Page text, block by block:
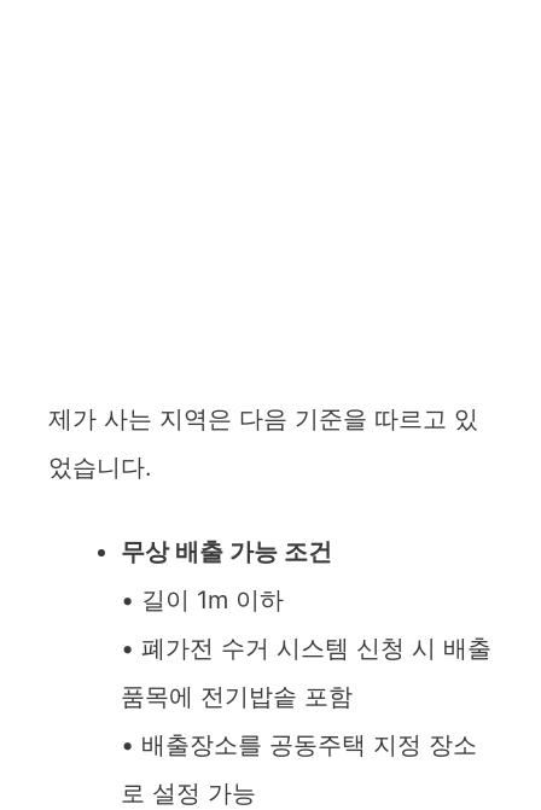
제가 사는 지역은 다음 기준을 따르고 있
었습니다.
무상 배출 가능 조건
• 길이 1m 이하
• 폐가전 수거 시스템 신청 시 배출
품목에 전기밥솥 포함
• 배출장소를 공동주택 지정 장소
로 설정 가능